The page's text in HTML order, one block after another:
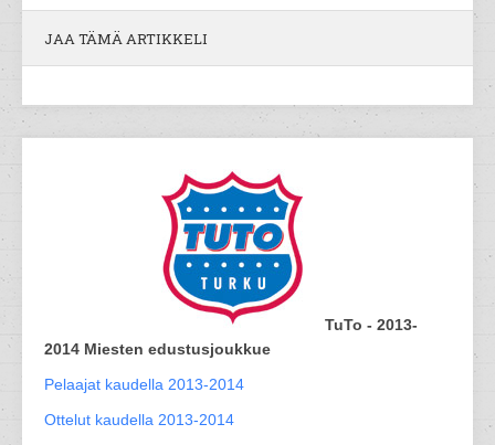
JAA TÄMÄ ARTIKKELI
TuTo - 2013-
2014 Miesten edustusjoukkue
Pelaajat kaudella 2013-2014
Ottelut kaudella 2013-2014